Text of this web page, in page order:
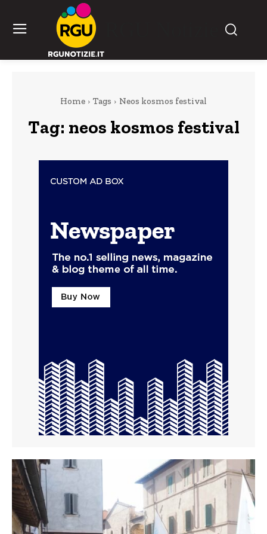
Home Tags Neos kosmos festival
Tag: neos kosmos festival